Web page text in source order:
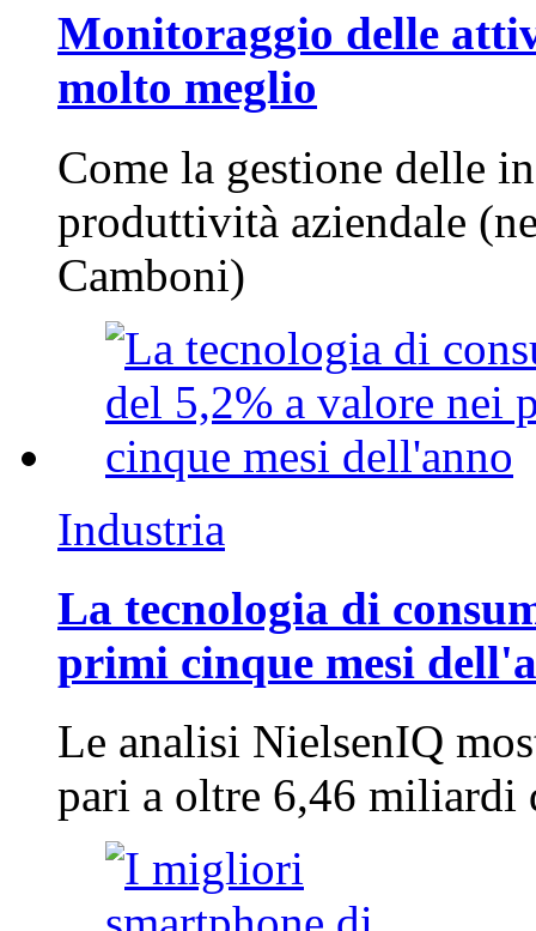
Monitoraggio delle
molto meglio
Come la gestione delle
produttività aziendale
Camboni)
Industria
La tecnologia di
primi cinque mesi
Le analisi NielsenIQ
pari a oltre 6,46